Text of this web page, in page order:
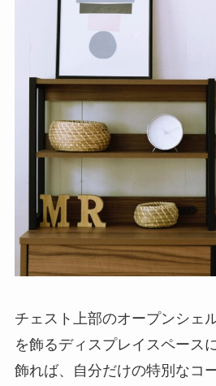
チェスト上部のオープンシェ
を飾るディスプレイスペース
飾れば、自分だけの特別なコ